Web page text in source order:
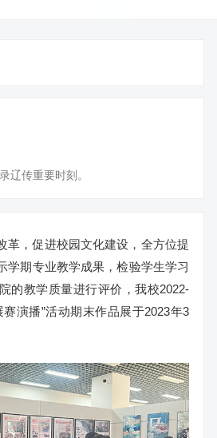
辽传重要时刻。
革，促进校园文化建设，全方位提
学期专业教学成果，检验学生学习
的教学质量进行评价，我校2022-
赛演播”活动期末作品展于2023年3